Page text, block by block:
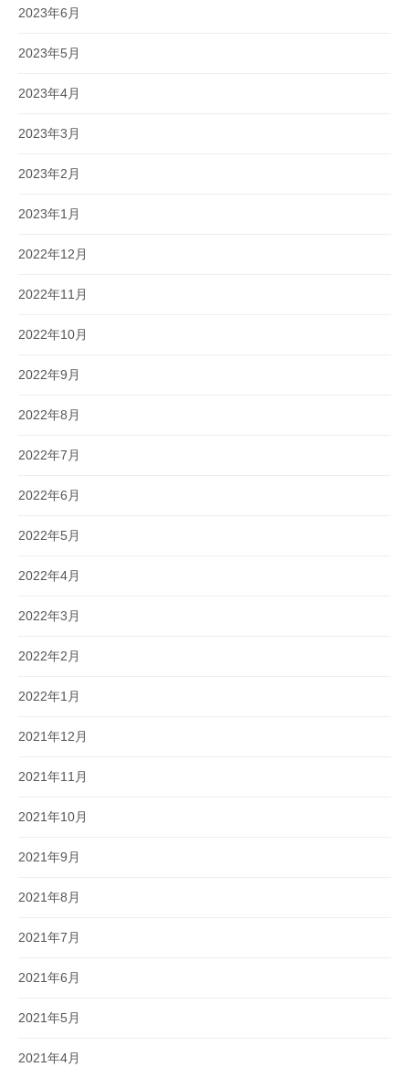
2023年6月
2023年5月
2023年4月
2023年3月
2023年2月
2023年1月
2022年12月
2022年11月
2022年10月
2022年9月
2022年8月
2022年7月
2022年6月
2022年5月
2022年4月
2022年3月
2022年2月
2022年1月
2021年12月
2021年11月
2021年10月
2021年9月
2021年8月
2021年7月
2021年6月
2021年5月
2021年4月